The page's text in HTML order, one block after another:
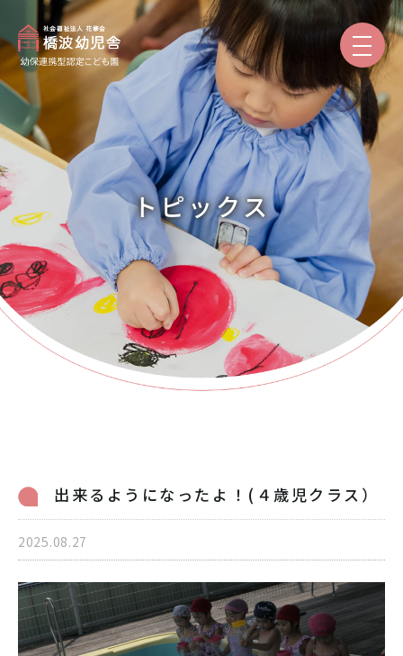
園のご紹介
保育と教育
園での生活
入園案内 保護者専用
個人情報保護方針
06-6998-5321
受付時間 7:00～20:00（平日）7:00～19:00（土曜）
トピックス
出来るようになったよ！(４歳児クラス）
2025.08.27